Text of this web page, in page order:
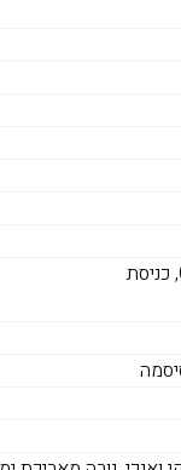
USB 2.0 סוג A, USB 2.0 סוג B, כניסת VGA, כניסת HDMI, כניסת Composite, כניסת